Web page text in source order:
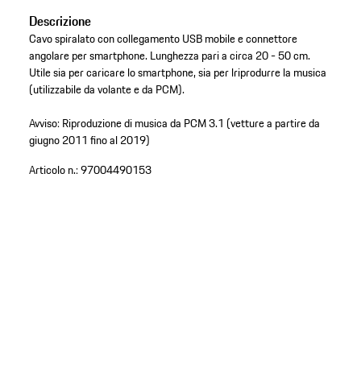
Descrizione
Cavo spiralato con collegamento USB mobile e connettore
angolare per smartphone. Lunghezza pari a circa 20 - 50 cm.
Utile sia per caricare lo smartphone, sia per lriprodurre la musica
(utilizzabile da volante e da PCM).
Avviso: Riproduzione di musica da PCM 3.1 (vetture a partire da
giugno 2011 fino al 2019)
Articolo n.:97004490153